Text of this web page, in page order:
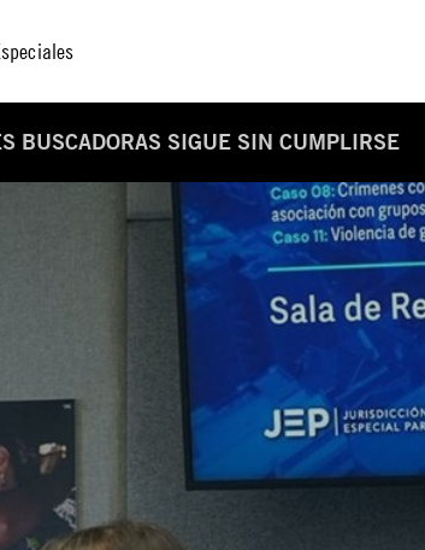
BUSCADORAS SIGUE SIN CUMPLIRSE